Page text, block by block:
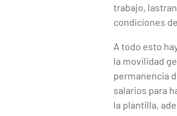
trabajo,
condiciones
A todo esto
la movilidad
permanencia
salarios para
la plantilla,